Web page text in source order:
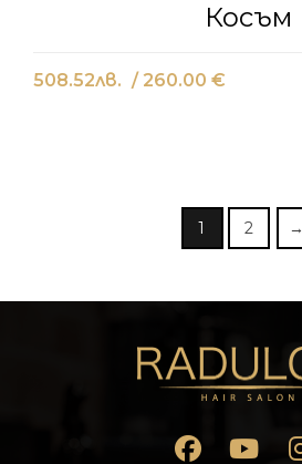
Косъм
508.52лв. / 260.00 €
1 2 →